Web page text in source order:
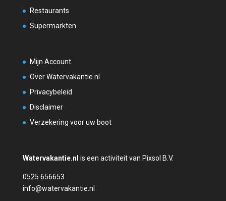
Restaurants
Supermarkten
Mijn Account
Over Watervakantie.nl
Privacybeleid
Disclaimer
Verzekering voor uw boot
Watervakantie.nl is een activiteit van Pixsol B.V.
0525 656653
info@watervakantie.nl